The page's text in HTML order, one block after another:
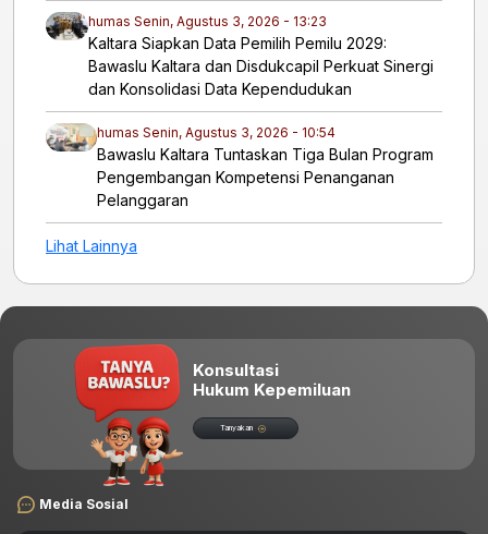
humas Senin, Agustus 3, 2026 - 13:23
Kaltara Siapkan Data Pemilih Pemilu 2029:
Bawaslu Kaltara dan Disdukcapil Perkuat Sinergi
dan Konsolidasi Data Kependudukan
humas Senin, Agustus 3, 2026 - 10:54
Bawaslu Kaltara Tuntaskan Tiga Bulan Program
Pengembangan Kompetensi Penanganan
Pelanggaran
Lihat Lainnya
Media Sosial
Konsultasi
Hukum Kepemiluan
Tanyakan